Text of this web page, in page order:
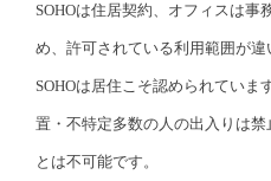
SOHOは住居契約、オフィスは事
め、許可されている利用範囲が違
SOHOは居住こそ認められていま
置・不特定多数の人の出入りは
とは不可能です。